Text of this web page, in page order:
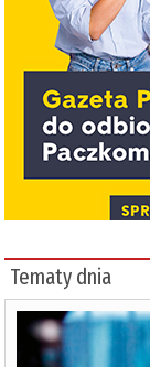
Tematy dnia